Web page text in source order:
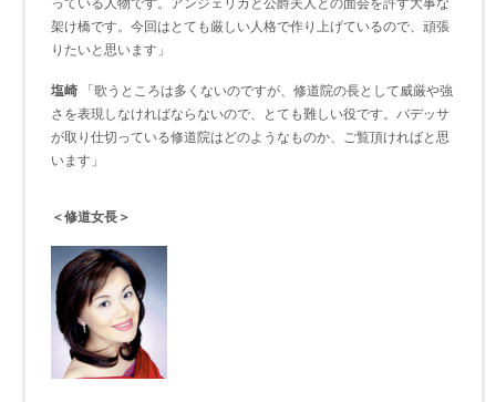
架け橋です。今回はとても厳しい人格で作り上げているので、頑張
りたいと思います」
塩崎 「歌うところは多くないのですが、修道院の長として威厳や強
さを表現しなければならないので、とても難しい役です。バデッサ
が取り仕切っている修道院はどのようなものか、ご覧頂ければと思
います」
＜修道女長＞